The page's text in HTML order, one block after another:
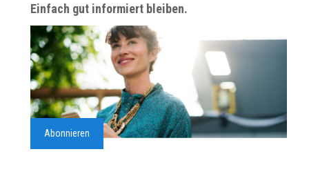
Einfach gut informiert bleiben.
Abonnieren